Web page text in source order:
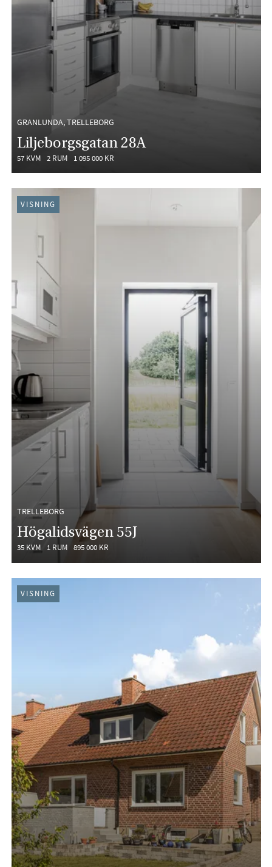
GRANLUNDA, TRELLEBORG
Liljeborgsgatan 28A
57 KVM 2 RUM 1 095 000 KR
TRELLEBORG
Högalidsvägen 55J
35 KVM 1 RUM 895 000 KR
VISNING
VISNING